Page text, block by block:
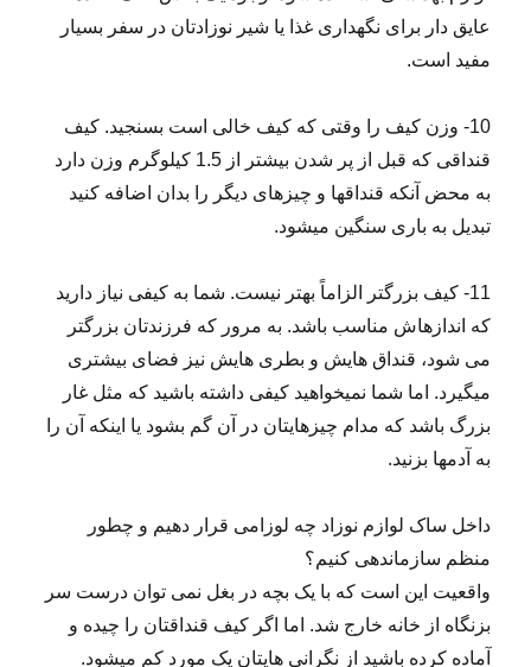
عایق­ دار برای نگهداری غذا یا شیر نوزادتان در سفر بسیار
مفید است.
10- وزن کیف را وقتی که کیف خالی است بسنجید. کیف
قنداقی که قبل از پر شدن بیشتر از 1.5 کیلوگرم وزن دارد
به محض آنکه قنداق­ها و چیز­های دیگر را بدان اضافه کنید
تبدیل به باری سنگین می­شود.
11- کیف بزرگتر الزاماً بهتر نیست. شما به کیفی نیاز دارید
که اندازه­اش مناسب باشد. به مرور که فرزندتان بزرگتر
می­ شود، قنداق ­هایش و بطری­ هایش نیز فضای بیشتری
می­گیرد. اما شما نمی­خواهید کیفی داشته باشید که مثل غار
بزرگ باشد که مدام چیزهایتان در آن گم بشود یا اینکه آن را
به آدمها بزنید.
داخل ساک لوازم نوزاد چه لوزامی قرار دهیم و چطور
منظم سازماندهی کنیم؟
واقعیت این است که با یک بچه در بغل نمی­ توان درست سر
بزنگاه از خانه خارج شد. اما اگر کیف قنداقتان را چیده و
آماده کرده باشید از نگرانی­ هایتان یک مورد کم می­شود.